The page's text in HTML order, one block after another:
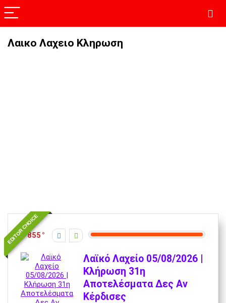
Λαικο Λαχειο Κληρωση
EDITOR CHOICE
855
Λαϊκό Λαχείο 05/08/2026 |
Κλήρωση 31η
Αποτελέσματα Δες Αν
Κέρδισες